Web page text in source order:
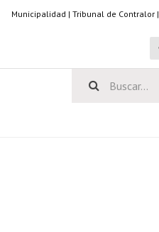
Municipalidad | Tribunal de Contralor |